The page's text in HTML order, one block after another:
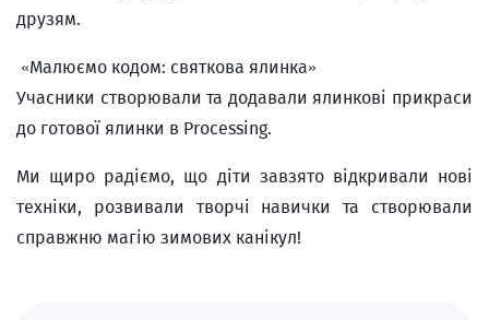
друзям.
«Малюємо кодом: святкова ялинка»
Учасники створювали та додавали ялинкові прикраси
до готової ялинки в Processing.
Ми щиро радіємо, що діти завзято відкривали нові
техніки, розвивали творчі навички та створювали
справжню магію зимових канікул!